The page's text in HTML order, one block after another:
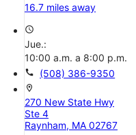
16.7 miles away
access_time
Jue.:
10:00 a.m. a 8:00 p.m.
call (508) 386-9350
location_on
270 New State Hwy
Ste 4
Raynham, MA 02767